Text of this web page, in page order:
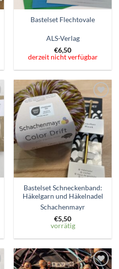
Bastelset Flechtovale
ALS-Verlag
€6,50
derzeit nicht verfügbar
Zum
Wunschzettel
hinzufügen
Bastelset Schneckenband:
Häkelgarn und Häkelnadel
Schachenmayr
€5,50
vorrätig